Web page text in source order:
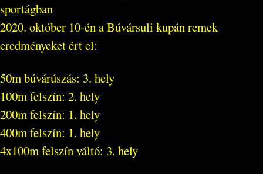
sportágban
2020. október 10-én a Búvársuli kupán remek
eredményeket ért el:
50m búvárúszás: 3. hely
100m felszín: 2. hely
200m felszín: 1. hely
400m felszín: 1. hely
4x100m felszín váltó: 3. hely